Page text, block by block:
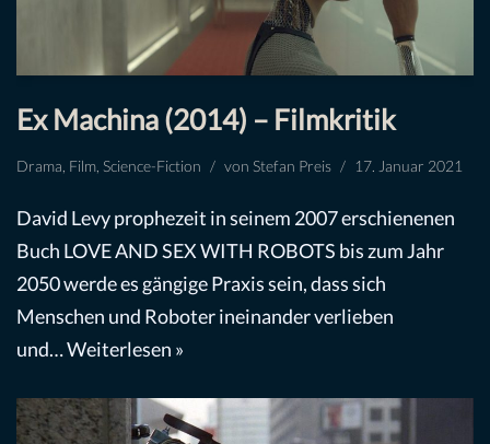
Ex Machina (2014) – Filmkritik
Drama, Film, Science-Fiction von Stefan Preis 17. Januar 2021
David Levy prophezeit in seinem 2007 erschienenen
Buch LOVE AND SEX WITH ROBOTS bis zum Jahr
2050 werde es gängige Praxis sein, dass sich
Menschen und Roboter ineinander verlieben
und…Weiterlesen »